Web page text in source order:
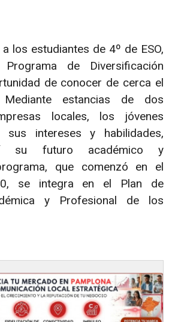
los estudiantes de 4º de ESO,
de Diversificación
de conocer de cerca el
estancias de dos
locales, los jóvenes
sus intereses y habilidades,
su futuro académico y
que comenzó en el
se integra en el Plan de
y Profesional de los